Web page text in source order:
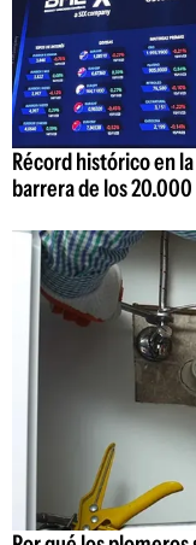
Récord histórico en
barrera de los